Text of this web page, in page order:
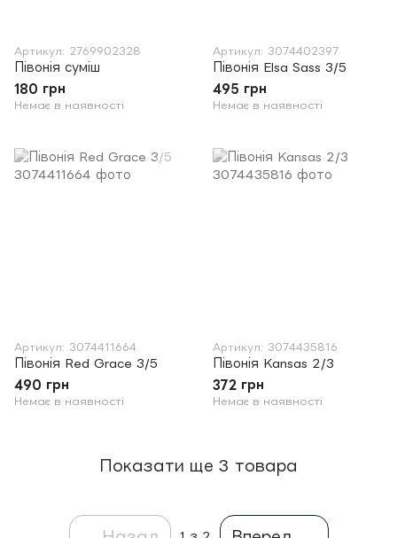
Артикул: 2769902328
Півонія суміш
180 грн
Немає в наявності
Артикул: 3074402397
Півонія Elsa Sass 3/5
495 грн
Немає в наявності
Артикул: 3074411664
Півонія Red Grace 3/5
490 грн
Немає в наявності
Артикул: 3074435816
Півонія Kansas 2/3
372 грн
Немає в наявності
Показати ще 3 товара